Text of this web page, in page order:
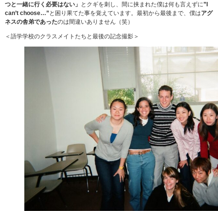
つと一緒に行く必要はない」 とクギを刺し、間に挟まれた僕は何も言えずに”I
can’t choose…” と困り果てた事を覚えています。最初から最後まで、僕はアグ
ネスの舎弟であったのは間違いありません（笑）
＜語学学校のクラスメイトたちと最後の記念撮影＞